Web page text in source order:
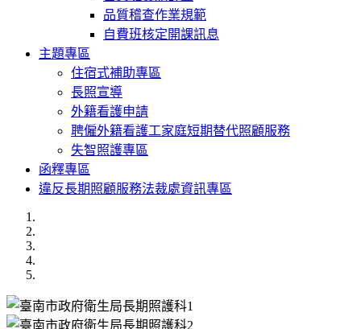
品質稽查作業規範
自費班核定開課訊息
主題專區
住宿式補助專區
長照宣導
外籍看護申請
聘僱外籍看護工家庭短期替代照顧服務
失智照護專區
函釋專區
違反長期照顧服務法裁處資訊專區